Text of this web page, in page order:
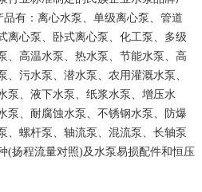
有：离心水泵、单级离心泵、管道
离心泵、卧式离心泵、化工泵、多级
、高温水泵、热水泵、节能水泵、高
、污水泵、潜水泵、农用灌溉水泵、
泵、液下水泵、纸浆水泵、增压水
泵、耐腐蚀水泵、不锈钢水泵、防爆
、螺杆泵、轴流泵、混流泵、长轴泵
(扬程流量对照)及水泵易损配件和恒压